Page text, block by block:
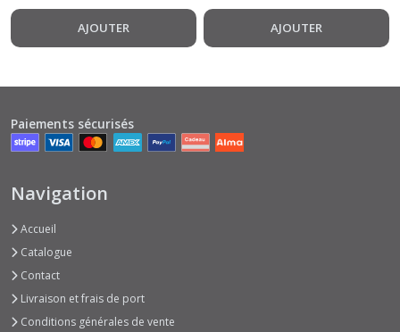
AJOUTER AJOUTER
Paiements sécurisés
Navigation
Accueil
Catalogue
Contact
Livraison et frais de port
Conditions générales de vente